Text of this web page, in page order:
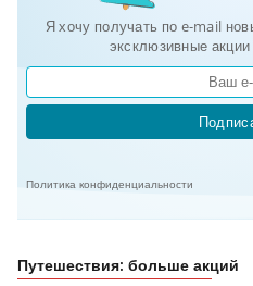
Я хочу получать по e-mail
эксклюзивные
Политика конфиденциальности
Путешествия: больше акций